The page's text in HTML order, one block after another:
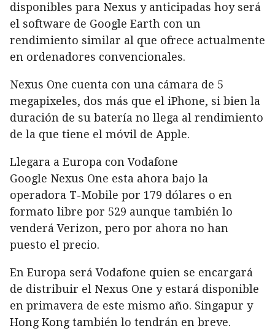
disponibles para Nexus y anticipadas hoy será
el software de Google Earth con un
rendimiento similar al que ofrece actualmente
en ordenadores convencionales.
Nexus One cuenta con una cámara de 5
megapixeles, dos más que el iPhone, si bien la
duración de su batería no llega al rendimiento
de la que tiene el móvil de Apple.
Llegara a Europa con Vodafone
Google Nexus One esta ahora bajo la
operadora T-Mobile por 179 dólares o en
formato libre por 529 aunque también lo
venderá Verizon, pero por ahora no han
puesto el precio.
En Europa será Vodafone quien se encargará
de distribuir el Nexus One y estará disponible
en primavera de este mismo año. Singapur y
Hong Kong también lo tendrán en breve.